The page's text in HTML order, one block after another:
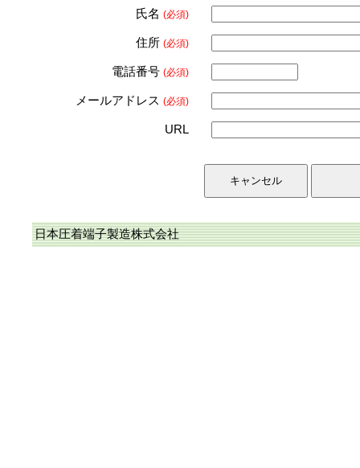
氏名 (必須)
住所 (必須)
電話番号 (必須)
メールアドレス (必須)
URL
日本圧着端子製造株式会社